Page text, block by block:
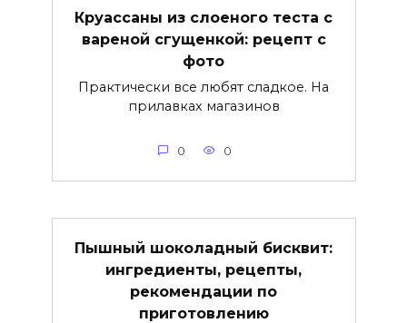
Круассаны из слоеного теста с
вареной сгущенкой: рецепт с
фото
Практически все любят сладкое. На
прилавках магазинов
0 0
Пышный шоколадный бисквит:
ингредиенты, рецепты,
рекомендации по
приготовлению